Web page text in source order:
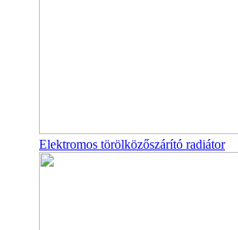
Elektromos törölközőszárító radiátor